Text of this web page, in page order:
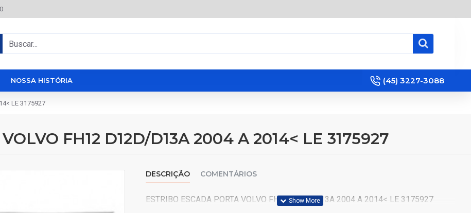
NOSSA HISTÓRIA (45) 3227-3088
LE 3175927
FH12 D12D/D13A 2004 A 2014< LE 3175927
DESCRIÇÃO COMENTÁRIOS
ESTRIBO ESCADA PORTA VOLVO FH12 D12D/D13A 2004 A 2014< LE 3175927